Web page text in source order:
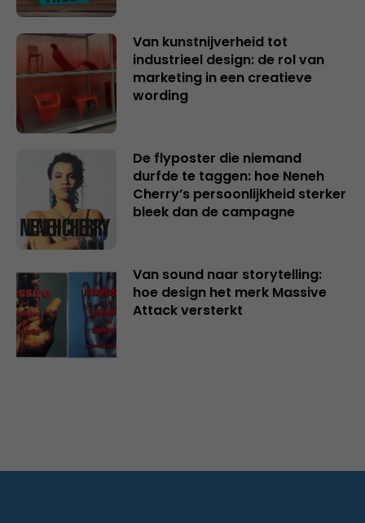
Van kunstnijverheid tot
industrieel design: de rol van
marketing in een creatieve
wording
De flyposter die niemand
durfde te taggen: hoe Neneh
Cherry’s persoonlijkheid sterker
bleek dan de campagne
Van sound naar storytelling:
hoe design het merk Massive
Attack versterkt